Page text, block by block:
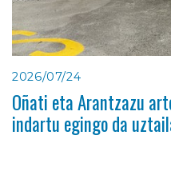
2026/07/24
Oñati eta Arantzazu
indartu egingo da